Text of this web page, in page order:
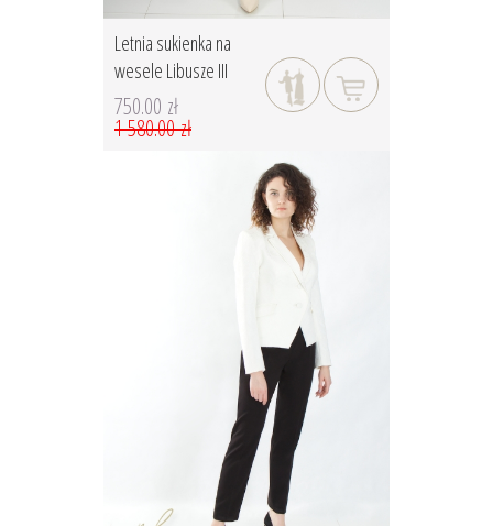
Letnia sukienka na
wesele Libusze III
750.00 zł
1 580.00 zł